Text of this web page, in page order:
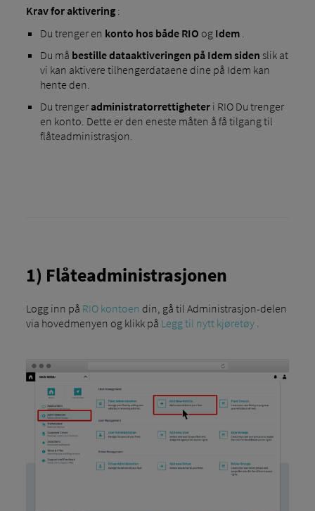
Krav for aktivering:
Du trenger en konto hos både RIO og Idem.
Du må bestille dataaktiveringen på Idem siden slik at
vi kan aktivere tilhengerdataene dine på Idem kan
hente den.
Du trengeradministratorrettigheteri RIO Du trenger
en konto. Dette er den eneste måten å få tilgang til
flåteadministrasjon.
1) Flåteadministrasjonen
Logg inn på RIO kontoen din, gå til Administrasjon-delen
via hovedmenyen og klikk på Legg til nytt kjøretøy.